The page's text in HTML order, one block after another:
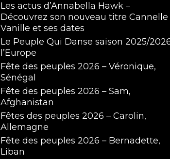
Les actus d’Annabella Hawk –
Découvrez son nouveau titre Cannelle
Vanille et ses dates
Le Peuple Qui Danse saison 2025/
l’Europe
Fête des peuples 2026 – Véronique,
Sénégal
Fête des peuples 2026 – Sam,
Afghanistan
Fêtes des peuples 2026 – Carolin,
Allemagne
Fête des peuples 2026 – Bernadette,
Liban